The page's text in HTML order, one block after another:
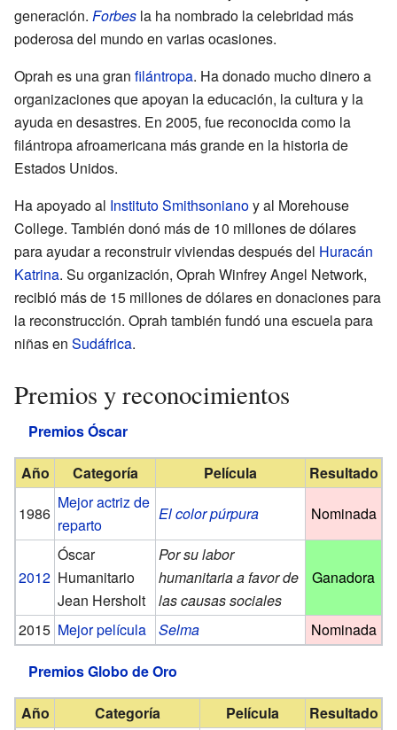
generación. Forbes la ha nombrado la celebridad más
poderosa del mundo en varias ocasiones.
Oprah es una gran filántropa. Ha donado mucho dinero a
organizaciones que apoyan la educación, la cultura y la
ayuda en desastres. En 2005, fue reconocida como la
filántropa afroamericana más grande en la historia de
Estados Unidos.
Ha apoyado al Instituto Smithsonianoy al Morehouse
College. También donó más de 10 millones de dólares
para ayudar a reconstruir viviendas después del Huracán
Katrina. Su organización, Oprah Winfrey Angel Network,
recibió más de 15 millones de dólares en donaciones para
la reconstrucción. Oprah también fundó una escuela para
niñas en Sudáfrica.
Premios y reconocimientos
Premios Óscar
Año Categoría Película
Resultado
1986
Mejor actriz de
reparto
El color púrpura Nominada
2012
Óscar
Humanitario
Jean Hersholt
Por su labor
humanitaria a favor de
las causas sociales
Ganadora
2015 Mejor película Selma Nominada
Premios Globo de Oro
Año Categoría Película
Resultado